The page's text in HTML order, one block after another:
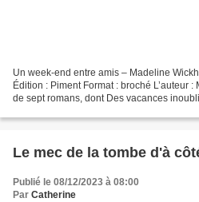
Un week-end entre amis – Madeline
Édition : Piment Format : broché L’auteur
de sept romans, dont Des vacances
Le mec de la tombe d'à
Publié le 08/12/2023 à 08:00
Par Catherine